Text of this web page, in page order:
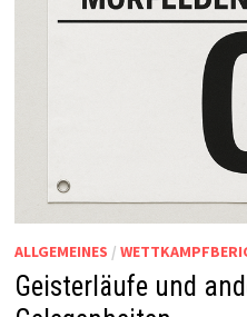
ALLGEMEINES /
Geisterläufe und